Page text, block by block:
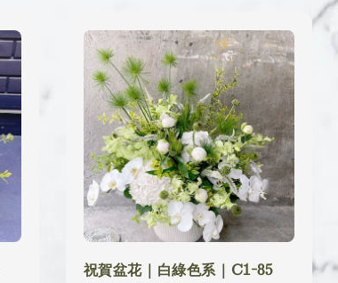
祝賀盆花｜白綠色系｜C1-85